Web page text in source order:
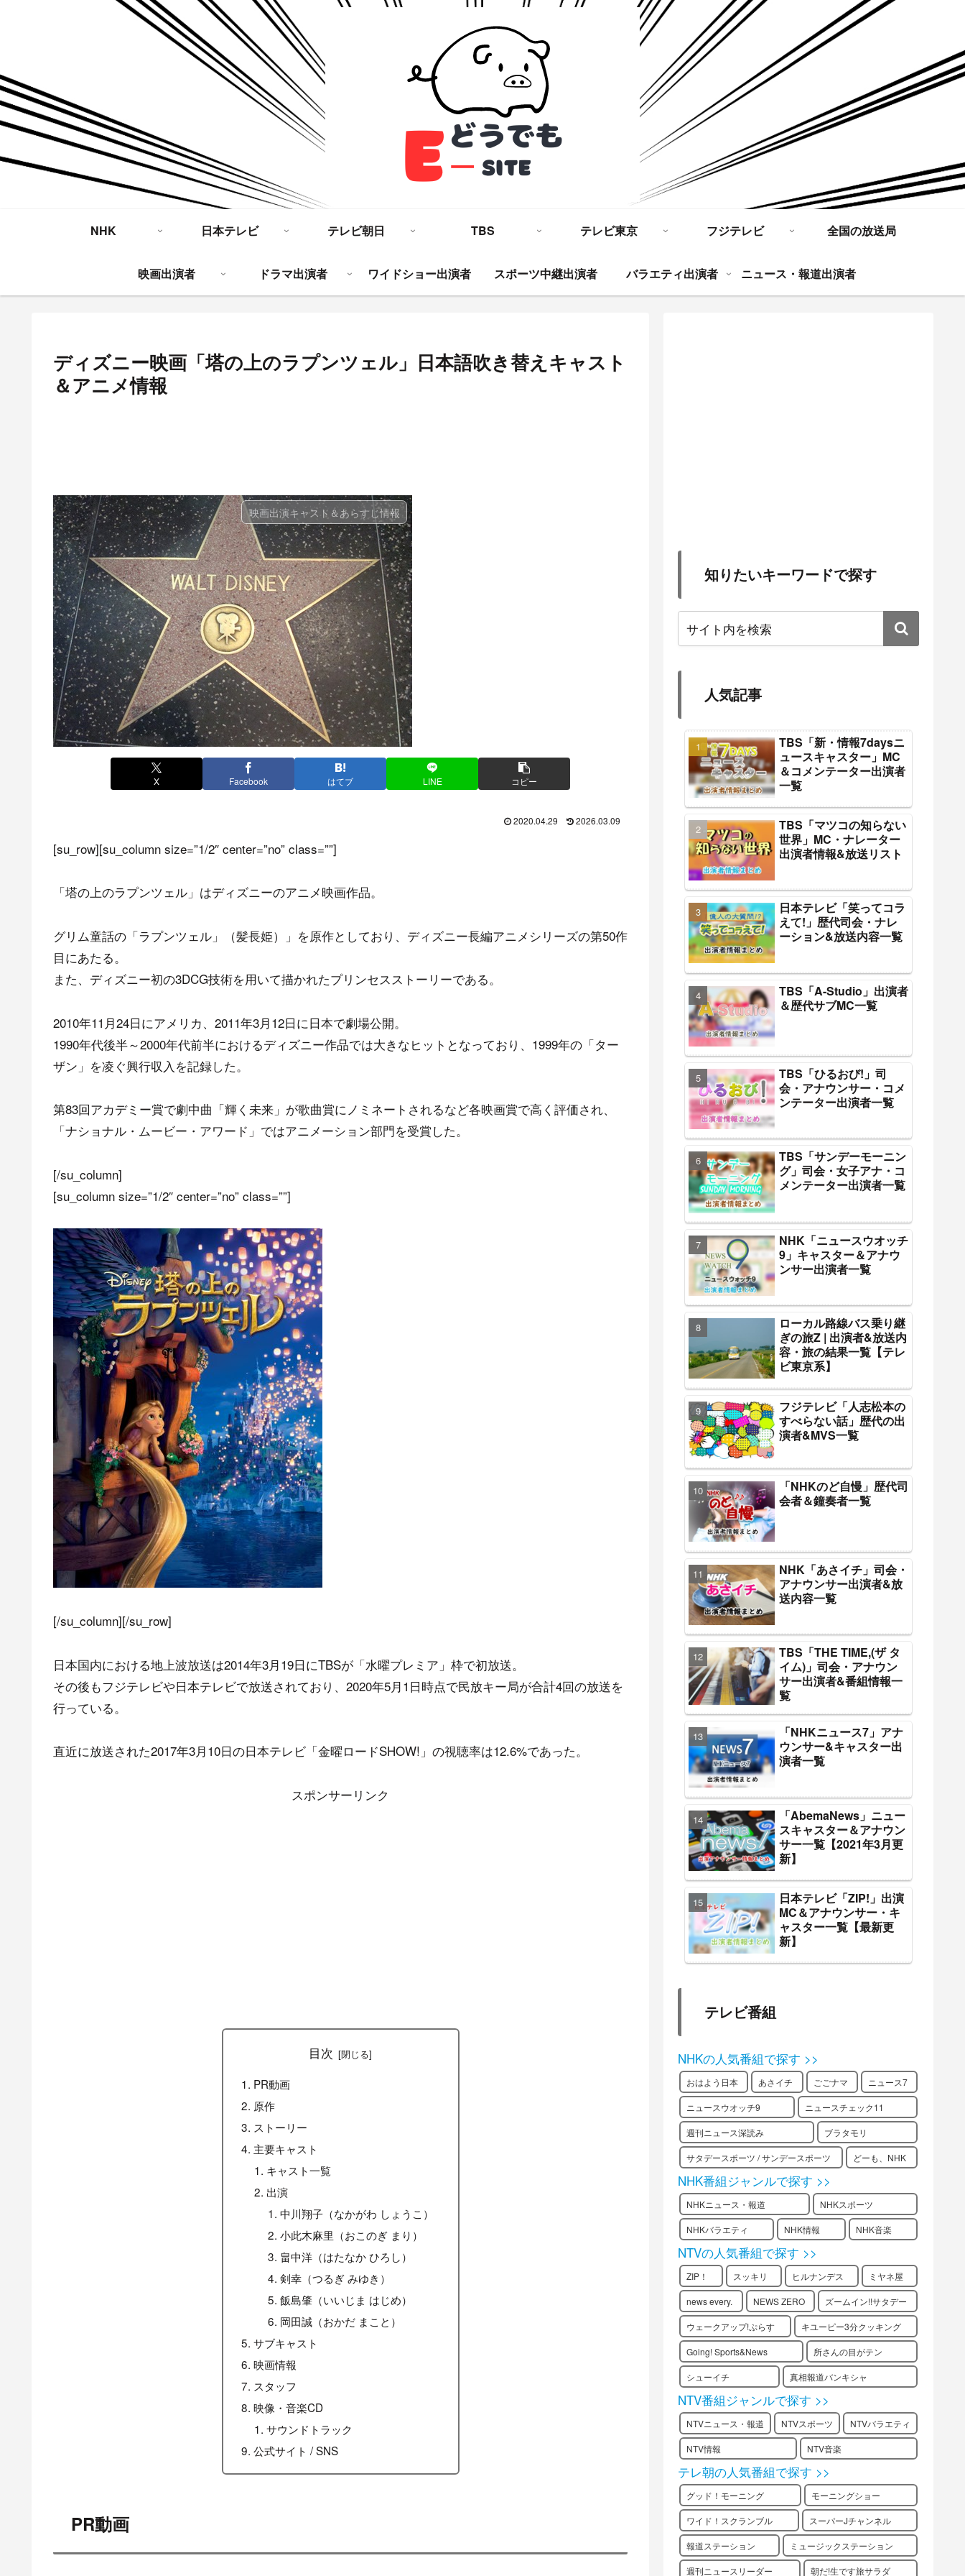
NHK 日本テレビ テレビ朝日 TBS テレビ東京 フジテレビ 全国の放送局
映画出演者 ドラマ出演者 ワイドショー出演者 スポーツ中継出演者 バラエティ出演者 ニュース・報道出演者
ディズニー映画「塔の上のラプンツェル」日本語吹き替えキャスト
＆アニメ情報
映画出演キャスト＆あらすじ情報
X Facebook はてブ LINE コピー
2020.04.29 2026.03.09
[su_row][su_column size=”1/2″ center=”no” class=””]
「塔の上のラプンツェル」はディズニーのアニメ映画作品。
グリム童話の「ラプンツェル」（髪長姫）」を原作としており、ディズニー長編アニメシリーズの第50作
目にあたる。
また、ディズニー初の3DCG技術を用いて描かれたプリンセスストーリーである。
2010年11月24日にアメリカ、2011年3月12日に日本で劇場公開。
1990年代後半～2000年代前半におけるディズニー作品では大きなヒットとなっており、1999年の「ター
ザン」を凌ぐ興行収入を記録した。
第83回アカデミー賞で劇中曲「輝く未来」が歌曲賞にノミネートされるなど各映画賞で高く評価され、
「ナショナル・ムービー・アワード」ではアニメーション部門を受賞した。
[/su_column]
[su_column size=”1/2″ center=”no” class=””]
[/su_column][/su_row]
日本国内における地上波放送は2014年3月19日にTBSが「水曜プレミア」枠で初放送。
その後もフジテレビや日本テレビで放送されており、2020年5月1日時点で民放キー局が合計4回の放送を
行っている。
直近に放送された2017年3月10日の日本テレビ「金曜ロードSHOW!」の視聴率は12.6%であった。
スポンサーリンク
目次
PR動画
原作
ストーリー
主要キャスト
キャスト一覧
出演
中川翔子（なかがわ しょうこ）
小此木麻里（おこのぎ まり）
畠中洋（はたなか ひろし）
剣幸（つるぎ みゆき）
飯島肇（いいじま はじめ）
岡田誠（おかだ まこと）
サブキャスト
映画情報
スタッフ
映像・音楽CD
サウンドトラック
公式サイト / SNS
PR動画
知りたいキーワードで探す
人気記事
TBS「新・情報7daysニ
ュースキャスター」MC
＆コメンテーター出演者
一覧
TBS「マツコの知らない
世界」MC・ナレーター
出演者情報&放送リスト
日本テレビ「笑ってコラ
えて!」歴代司会・ナレ
ーション&放送内容一覧
TBS「A-Studio」出演者
＆歴代サブMC一覧
TBS「ひるおび!」司
会・アナウンサー・コメ
ンテーター出演者一覧
TBS「サンデーモーニン
グ」司会・女子アナ・コ
メンテーター出演者一覧
NHK「ニュースウオッチ
9」キャスター＆アナウ
ンサー出演者一覧
ローカル路線バス乗り継
ぎの旅Z | 出演者&放送内
容・旅の結果一覧【テレ
ビ東京系】
フジテレビ「人志松本の
すべらない話」歴代の出
演者&MVS一覧
「NHKのど自慢」歴代司
会者＆鐘奏者一覧
NHK「あさイチ」司会・
アナウンサー出演者&放
送内容一覧
TBS「THE TIME,(ザ タ
イム)」司会・アナウン
サー出演者&番組情報一
覧
「NHKニュース7」アナ
ウンサー&キャスター出
演者一覧
「AbemaNews」ニュー
スキャスター＆アナウン
サー一覧【2021年3月更
新】
日本テレビ「ZIP!」出演
MC＆アナウンサー・キ
ャスター一覧【最新更
新】
テレビ番組
NHKの人気番組で探す >>
おはよう日本 あさイチ ごごナマ ニュース7
ニュースウオッチ9 ニュースチェック11
週刊ニュース深読み ブラタモリ
サタデースポーツ / サンデースポーツ どーも、NHK
NHK番組ジャンルで探す >>
NHKニュース・報道 NHKスポーツ
NHKバラエティ NHK情報 NHK音楽
NTVの人気番組で探す >>
ZIP！ スッキリ ヒルナンデス ミヤネ屋
news every. NEWS ZERO ズームイン!!サタデー
ウェークアップ!ぷらす キユーピー3分クッキング
Going! Sports&News 所さんの目がテン
シューイチ 真相報道バンキシャ
NTV番組ジャンルで探す >>
NTVニュース・報道 NTVスポーツ NTVバラエティ
NTV情報 NTV音楽
テレ朝の人気番組で探す >>
グッド！モーニング モーニングショー
ワイド！スクランブル スーパーJチャンネル
報道ステーション ミュージックステーション
週刊ニュースリーダー 朝だ!生です旅サラダ